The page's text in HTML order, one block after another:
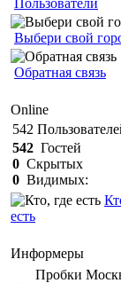
Пользователи
Выбери свой
Обратная связь
Online
542
542 Гостей
0 Скрытых
0 Видимых:
есть
Информеры
Пробки